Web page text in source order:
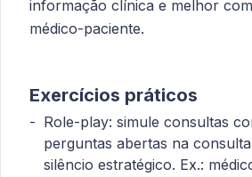
informação clínica e melhor
médico-paciente.
Exercícios práticos
Role-play: simule consultas
perguntas abertas na
silêncio estratégico. Ex.: